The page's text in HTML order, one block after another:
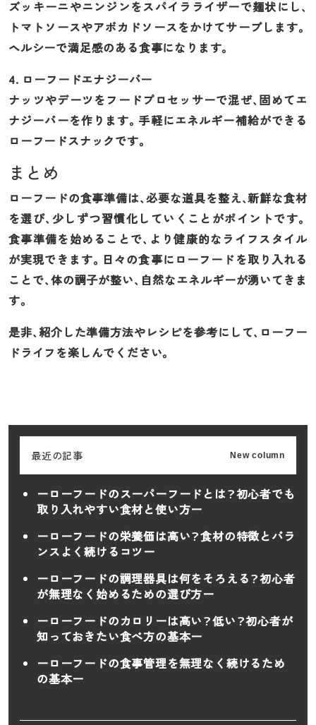
ズッキーニやニンジンをスパイラライザーで麺状にし、
トマトソースやアボカドソースをかけてサーブします。
ヘルシーで満足感のある食事になります。
4. ローフードエナジーバー
ナッツやデーツをフードプロセッサーで混ぜ、固めてエ
ナジーバーを作ります。手軽にエネルギー補給ができる
ローフードスナックです。
まとめ
ローフードの食事準備は、必要な道具を整え、新鮮な食材
を選び、少しずつ習慣化していくことがポイントです。
食事準備を始めることで、より健康的なライフスタイル
が実現できます。日々の食事にローフードを取り入れる
ことで、体の調子が整い、自然なエネルギーが湧いてきま
す。
是非、紹介した準備方法やレシピを参考にして、ローフー
ドライフを楽しんでください。
最近の記事 New column
ーローフードのスーパーフードとは？初心者でも
取り入れやすい食材と使い方ー
ーローフードの栄養価は高い？食材の特徴とバラ
ンスよく続けるコツー
ーローフードの調理器具は何をそろえる？初心者
が無理なく始めるための選び方ー
ーローフードのカロリーは高い？低い？初心者が
知っておきたい食べ方の基本ー
ーローフードの食事管理を無理なく続けるため
の基本ー